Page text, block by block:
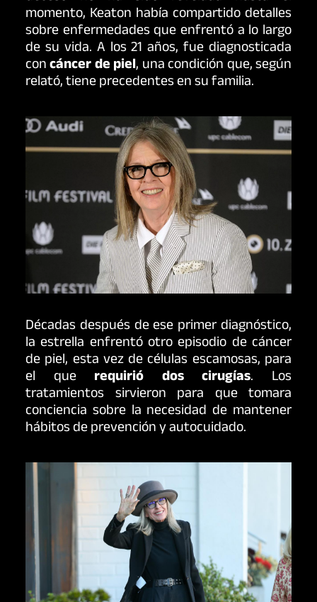
momento, Keaton había compartido detalles
sobre enfermedades que enfrentó a lo largo
de su vida. A los 21 años, fue diagnosticada
concáncer de piel, una condición que, según
relató, tiene precedentes en su familia.
Décadas después de ese primer diagnóstico,
la estrella enfrentó otro episodio de cáncer
de piel, esta vez de células escamosas, para
el que requirió dos cirugías. Los
tratamientos sirvieron para que tomara
conciencia sobre la necesidad de mantener
hábitos de prevención y autocuidado.